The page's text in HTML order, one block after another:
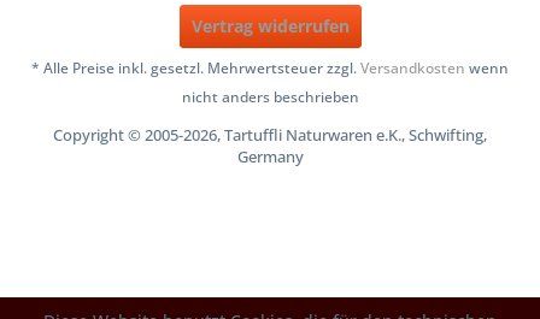
Vertrag widerrufen
* Alle Preise inkl. gesetzl. Mehrwertsteuer zzgl.Versandkosten wenn
nicht anders beschrieben
Copyright © 2005-2026, Tartuffli Naturwaren e.K., Schwifting,
Germany